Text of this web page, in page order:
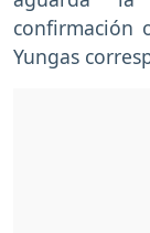
confirmación
Yungas